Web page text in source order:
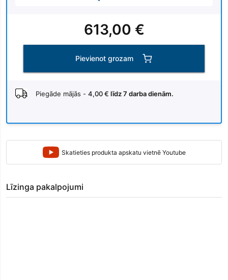
613,00 €
Pievienot grozam
Piegāde mājās - 4,00 € līdz 7 darba dienām.
Skatieties produkta apskatu vietnē Youtube
Līzinga pakalpojumi